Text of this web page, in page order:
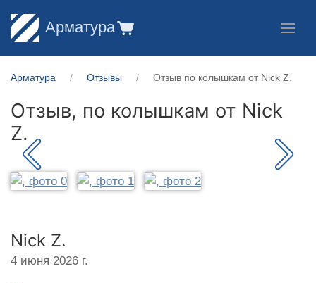
Арматура
Арматура Отзывы Отзыв по колышкам от Nick Z.
Отзыв, по колышкам от Nick
Z.
Nick Z.
4 июня 2026 г.